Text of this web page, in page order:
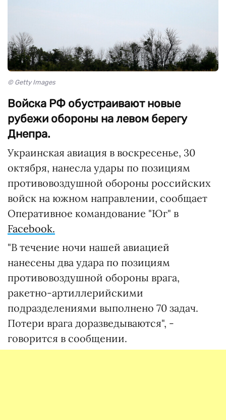
© Getty Images
Войска РФ обустраивают новые
рубежи обороны на левом берегу
Днепра.
Украинская авиация в воскресенье, 30
октября, нанесла удары по позициям
противовоздушной обороны российских
войск на южном направлении, сообщает
Оперативное командование "Юг" в
Facebook.
"В течение ночи нашей авиацией
нанесены два удара по позициям
противовоздушной обороны врага,
ракетно-артиллерийскими
подразделениями выполнено 70 задач.
Потери врага доразведываются", -
говорится в сообщении.